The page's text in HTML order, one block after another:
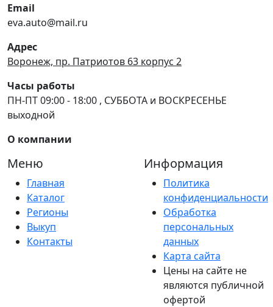
Email
eva.auto@mail.ru
Адрес
Воронеж, пр. Патриотов 63 корпус 2
Часы работы
ПН-ПТ 09:00 - 18:00 , СУББОТА и ВОСКРЕСЕНЬЕ
выходной
О компании
Меню
Главная
Каталог
Регионы
Выкуп
Контакты
Информация
Политика
конфиденциальности
Обработка
персональных
данных
Карта сайта
Цены на сайте не
являются публичной
офертой